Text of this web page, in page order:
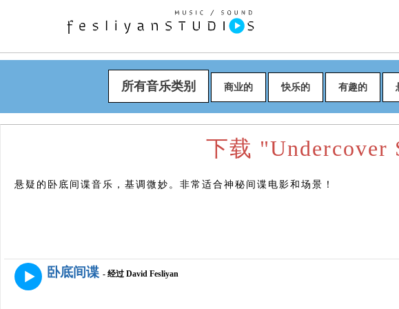
所有音乐类别 商业的 快乐的 有趣的
下载 "Undercover
悬疑的卧底间谍音乐，基调微妙。非常适合神秘间谍电影和场景！
卧底间谍 - 经过 David Fesliyan